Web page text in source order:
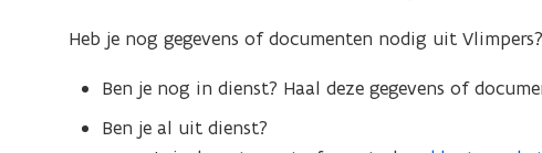
Heb je nog gegevens of documenten nodig uit Vlimpers?
Ben je nog in dienst? Haal deze gegevens of
Ben je al uit dienst?